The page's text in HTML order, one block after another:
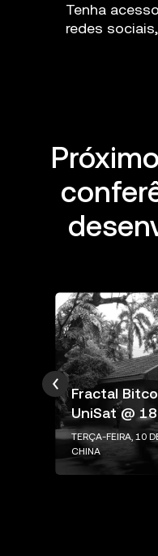
Tenha
redes
Fractal
UniSat @
TERÇA-FEIRA, 10
CHINA